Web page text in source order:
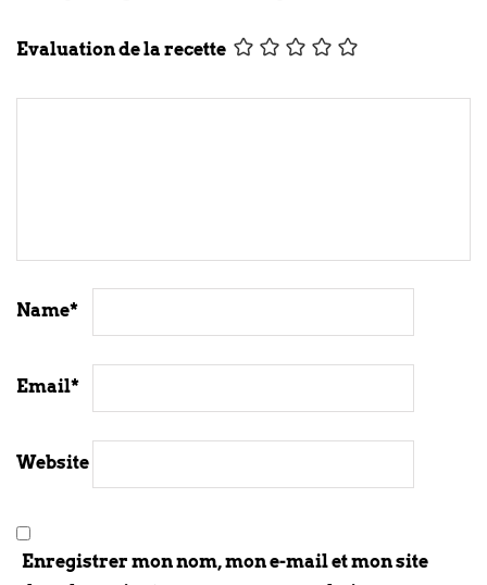
Evaluation de la recette
Name*
Email*
Website
Enregistrer mon nom, mon e-mail et mon site